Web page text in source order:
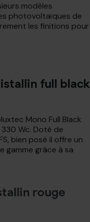
modèles
photovoltaïques de
les finitions pour
full black
Mono Full Black
Wc. Doté de
bien posé il offre un
gamme grâce à sa
rouge